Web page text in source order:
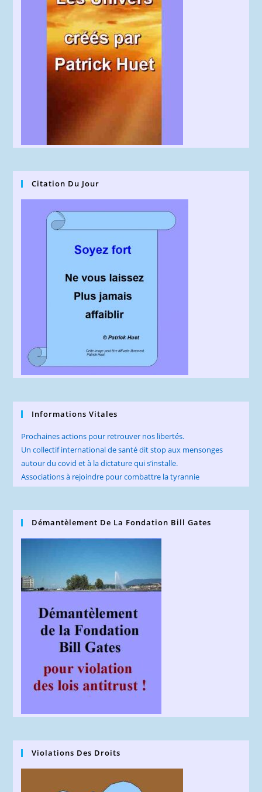
Citation Du Jour
Informations Vitales
Prochaines actions pour retrouver nos libertés.
Un collectif international de santé dit stop aux mensonges
autour du covid et à la dictature qui s’installe.
Associations à rejoindre pour combattre la tyrannie
Démantèlement De La Fondation Bill Gates
Violations Des Droits